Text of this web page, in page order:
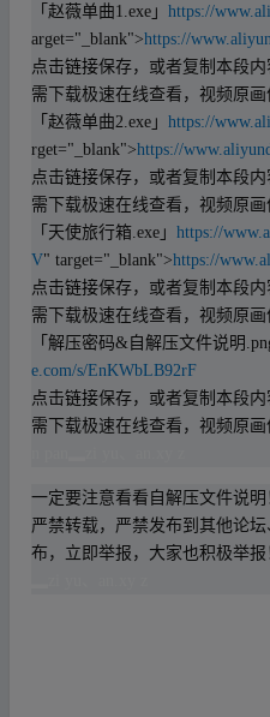
「赵薇单曲1.exe」 https://
arget="_blank">https://
点击链接保存，或者复制本段内
需下载极速在线查看，视频原画
「赵薇单曲2.exe」 https://
rget="_blank">https://
点击链接保存，或者复制本段内
需下载极速在线查看，视频原画
「天使旅行箱.exe」 https://
V" target="_blank">https://
点击链接保存，或者复制本段内
需下载极速在线查看，视频原画
「解压密码&自解压文件说明
e.com/s/EnKWbLB92rF
点击链接保存，或者复制本段内
需下载极速在线查看，视频原画
一定要注意看看自解压文件说明
严禁转载，严禁发布到其他论
布，立即举报，大家也积极举报